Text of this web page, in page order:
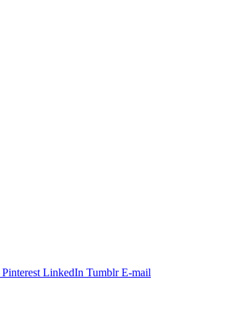
Pinterest LinkedIn Tumblr E-mail